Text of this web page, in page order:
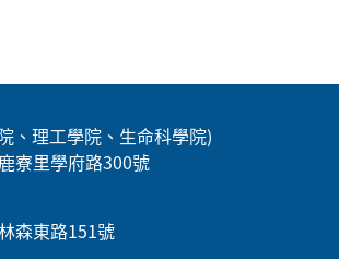
、理工學院、生命科學院)
寮里學府路300號
森東路151號